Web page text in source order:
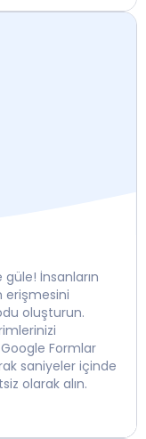
güle! İnsanların
oluşturun.
Google Formlar
saniyeler içinde
olarak alın.